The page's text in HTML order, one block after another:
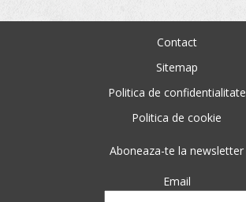
Contact
Sitemap
Politica de confidentialitate
Politica de cookie
Aboneaza-te la newsletter
Email